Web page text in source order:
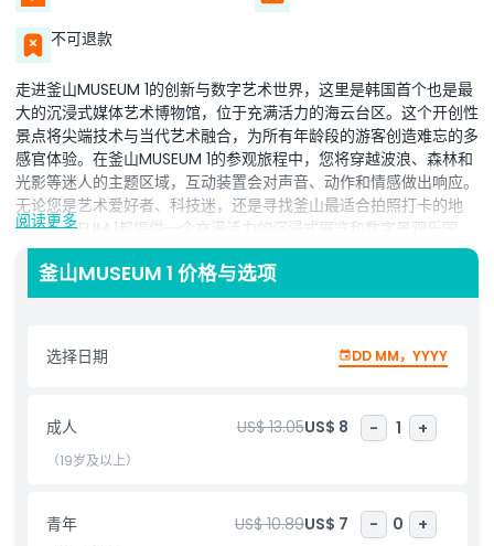
不可退款
走进釜山MUSEUM 1的创新与数字艺术世界，这里是韩国首个也是最
大的沉浸式媒体艺术博物馆，位于充满活力的海云台区。这个开创性
景点将尖端技术与当代艺术融合，为所有年龄段的游客创造难忘的多
感官体验。在釜山MUSEUM 1的参观旅程中，您将穿越波浪、森林和
光影等迷人的主题区域，互动装置会对声音、动作和情感做出响应。
无论您是艺术爱好者、科技迷，还是寻找釜山最适合拍照打卡的地
方，MUSEUM 1都提供一个充满活力的沉浸式展览和数字景观乐园。
作为釜山顶级景点之一，这家媒体艺术博物馆吸引着游客、家庭、情
侣和内容创作者。随着展览不断更新及最先进的投影技术，每一次到
访MUSEUM 1都是一次新的灵感之旅。发现为什么这座未来感十足的
包含项
儿童成人政策
阅读更多
釜山MUSEUM 1 价格与选项
选择日期 DD MM，YYYY
成人 US$ 13.05US$ 8 - 1 +
（19岁及以上）
青年 US$ 10.89US$ 7 - 0 +